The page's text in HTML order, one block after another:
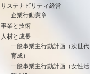
サステナビリティ経営
企業行動憲章
事業と技術
人材と成長
一般事業主行動計画（次世代
育成）
一般事業主行動計画（女性活